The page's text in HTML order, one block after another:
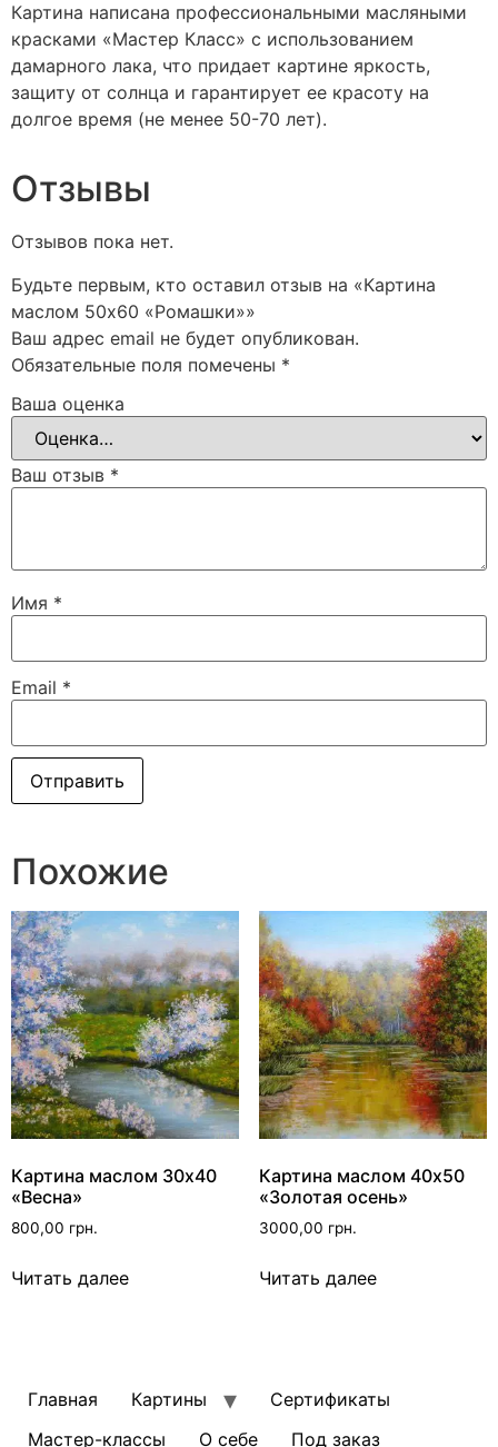
Картина написана профессиональными масляными
красками «Мастер Класс» с использованием
дамарного лака, что придает картине яркость,
защиту от солнца и гарантирует ее красоту на
долгое время (не менее 50-70 лет).
Отзывы
Отзывов пока нет.
Будьте первым, кто оставил отзыв на «Картина
маслом 50х60 «Ромашки»»
Ваш адрес email не будет опубликован.
Обязательные поля помечены *
Ваша оценка
Ваш отзыв *
Имя *
Email *
Похожие
Картина маслом 30х40
«Весна»
800,00 грн.
Читать далее
Картина маслом 40х50
«Золотая осень»
3000,00 грн.
Читать далее
Главная Картины
Сертификаты
Мастер-классы
О себе Под заказ